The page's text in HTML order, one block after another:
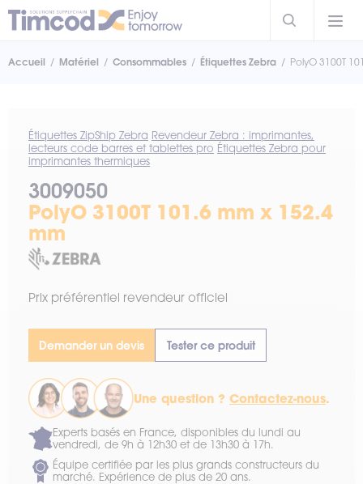
Accueil Matériel Consommables Étiquettes Zebra PolyO 3100T
Étiquettes ZipShip Zebra Revendeur Zebra : imprimantes,
lecteurs code barres et tablettes pro Étiquettes Zebra pour
imprimantes thermiques
3009050
PolyO 3100T 101.6 mm x 152.4
mm
Prix préférentiel revendeur officiel
Demander un devis Tester ce produit
Une question ? Contactez-nous.
Experts basés en France, disponibles du lundi au
vendredi, de 9h à 12h30 et de 13h30 à 17h.
Équipe certifiée par les plus grands constructeurs du
marché. Expérience de plus de 20 ans.